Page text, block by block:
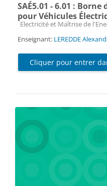
SAÉ5.01 - 6.01 :
pour Véhicules
Catégorie de cours
Electricité et Maîtrise de
Enseignant: LEREDDE
Cliquer pour entrer